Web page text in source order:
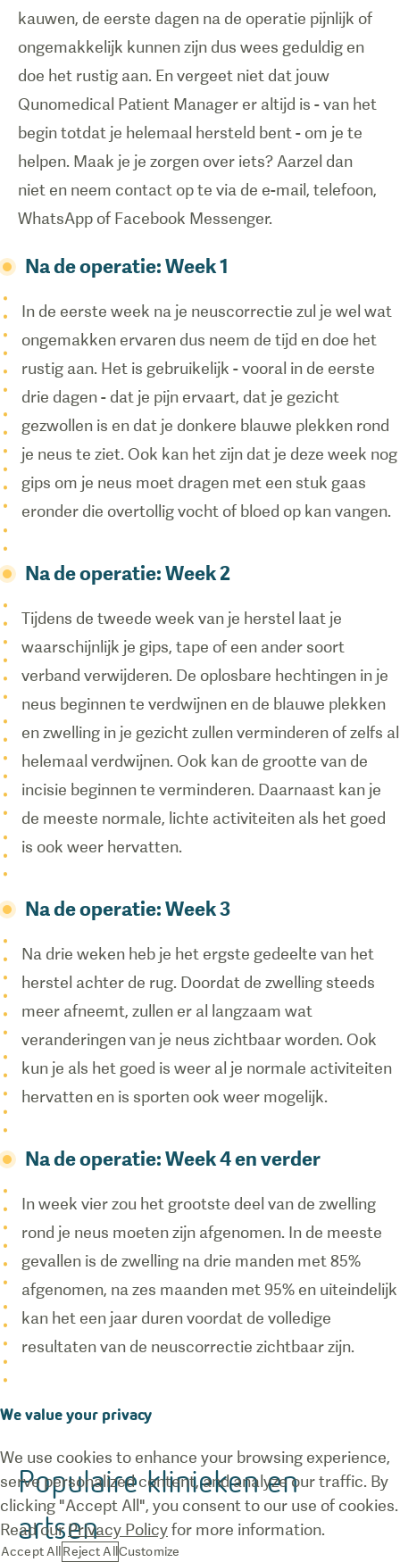
kauwen, de eerste dagen na de operatie pijnlijk of
ongemakkelijk kunnen zijn dus wees geduldig en
doe het rustig aan. En vergeet niet dat jouw
Qunomedical Patient Manager er altijd is - van het
begin totdat je helemaal hersteld bent - om je te
helpen. Maak je je zorgen over iets? Aarzel dan
niet en neem contact op te via de e-mail, telefoon,
WhatsApp of Facebook Messenger.
Na de operatie: Week 1
In de eerste week na je neuscorrectie zul je wel wat
ongemakken ervaren dus neem de tijd en doe het
rustig aan. Het is gebruikelijk - vooral in de eerste
drie dagen - dat je pijn ervaart, dat je gezicht
gezwollen is en dat je donkere blauwe plekken rond
je neus te ziet. Ook kan het zijn dat je deze week nog
gips om je neus moet dragen met een stuk gaas
eronder die overtollig vocht of bloed op kan vangen.
Na de operatie: Week 2
Tijdens de tweede week van je herstel laat je
waarschijnlijk je gips, tape of een ander soort
verband verwijderen. De oplosbare hechtingen in je
neus beginnen te verdwijnen en de blauwe plekken
en zwelling in je gezicht zullen verminderen of zelfs al
helemaal verdwijnen. Ook kan de grootte van de
incisie beginnen te verminderen. Daarnaast kan je
de meeste normale, lichte activiteiten als het goed
is ook weer hervatten.
Na de operatie: Week 3
Na drie weken heb je het ergste gedeelte van het
herstel achter de rug. Doordat de zwelling steeds
meer afneemt, zullen er al langzaam wat
veranderingen van je neus zichtbaar worden. Ook
kun je als het goed is weer al je normale activiteiten
hervatten en is sporten ook weer mogelijk.
Na de operatie: Week 4 en verder
In week vier zou het grootste deel van de zwelling
rond je neus moeten zijn afgenomen. In de meeste
gevallen is de zwelling na drie manden met 85%
afgenomen, na zes maanden met 95% en uiteindelijk
kan het een jaar duren voordat de volledige
resultaten van de neuscorrectie zichtbaar zijn.
Populaire klinieken en
artsen
We value your privacy
We use cookies to enhance your browsing experience,
serve personalized content, and analyze our traffic. By
clicking "Accept All", you consent to our use of cookies.
Read ourPrivacy Policyfor more information.
Accept All Reject All Customize